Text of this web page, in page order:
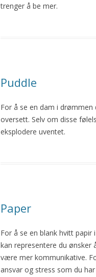
trenger å be mer.
Puddle
For å se en dam i
oversett. Selv om disse
eksplodere uventet.
Paper
For å se en blank hvitt
kan representere du ønsker
være mer kommunikative.
ansvar og stress som du